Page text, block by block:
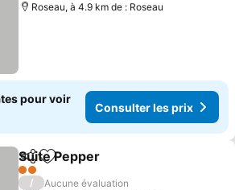
Roseau, à 4.9 km de : Roseau
pour voir
Consulter les prix
PartagerAjouter à mes favoris
Suite Pepper
2 Étoiles
/
Aucune évaluation